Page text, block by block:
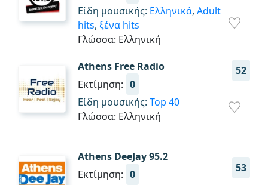
Είδη μουσικής: Ελληνικά, Adult
hits, ξένα hits
Γλώσσα: Ελληνική
Athens Free Radio
52
Εκτίμηση: 0
Είδη μουσικής: Top 40
Γλώσσα: Ελληνική
Athens DeeJay 95.2
53
Εκτίμηση: 0